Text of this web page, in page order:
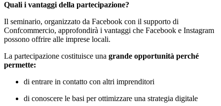
Quali i vantaggi della partecipazione?
Il seminario, organizzato da Facebook con il supporto di
Confcommercio, approfondirà i vantaggi che Facebook e Instagram
possono offrire alle imprese locali.
La partecipazione costituisce una grande opportunità perché
permette:
di entrare in contatto con altri imprenditori
di conoscere le basi per ottimizzare una strategia digitale